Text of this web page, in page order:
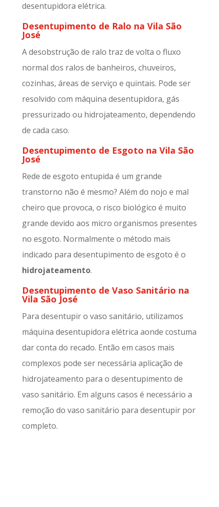
desentupidora elétrica.
Desentupimento de Ralo na Vila São
José
A desobstrução de ralo traz de volta o fluxo
normal dos ralos de banheiros, chuveiros,
cozinhas, áreas de serviço e quintais. Pode ser
resolvido com máquina desentupidora, gás
pressurizado ou hidrojateamento, dependendo
de cada caso.
Desentupimento de Esgoto na Vila São
José
Rede de esgoto entupida é um grande
transtorno não é mesmo? Além do nojo e mal
cheiro que provoca, o risco biológico é muito
grande devido aos micro organismos presentes
no esgoto. Normalmente o método mais
indicado para desentupimento de esgoto é o
hidrojateamento.
Desentupimento de Vaso Sanitário na
Vila São José
Para desentupir o vaso sanitário, utilizamos
máquina desentupidora elétrica aonde costuma
dar conta do recado. Então em casos mais
complexos pode ser necessária aplicação de
hidrojateamento para o desentupimento de
vaso sanitário. Em alguns casos é necessário a
remoção do vaso sanitário para desentupir por
completo.